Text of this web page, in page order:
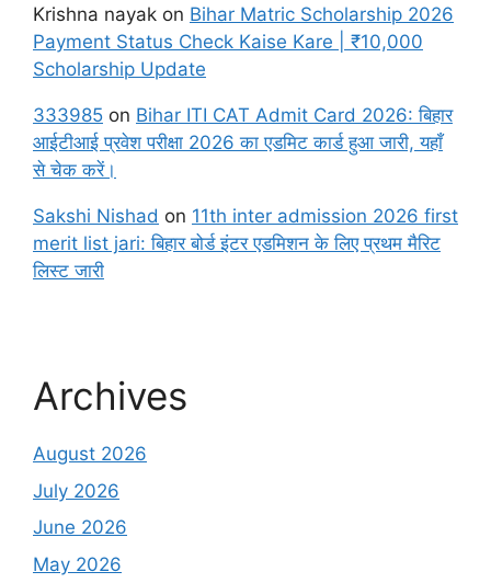
Krishna nayak on Bihar Matric Scholarship 2026
Payment Status Check Kaise Kare | ₹10,000
Scholarship Update
333985 on Bihar ITI CAT Admit Card 2026: बिहार
आईटीआई प्रवेश परीक्षा 2026 का एडमिट कार्ड हुआ जारी, यहाँ
से चेक करें।
Sakshi Nishad on 11th inter admission 2026 first
merit list jari: बिहार बोर्ड इंटर एडमिशन के लिए प्रथम मैरिट
लिस्ट जारी
Archives
August 2026
July 2026
June 2026
May 2026